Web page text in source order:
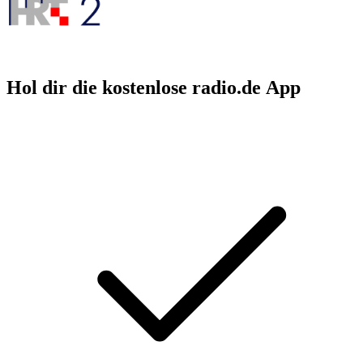
Hol dir die kostenlose radio.de App